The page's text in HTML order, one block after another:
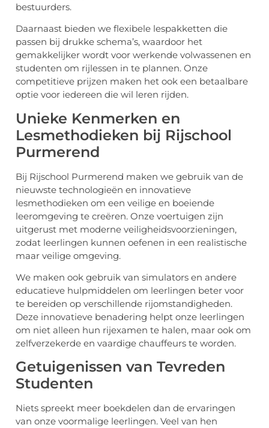
bestuurders.
Daarnaast bieden we flexibele lespakketten die
passen bij drukke schema’s, waardoor het
gemakkelijker wordt voor werkende volwassenen en
studenten om rijlessen in te plannen. Onze
competitieve prijzen maken het ook een betaalbare
optie voor iedereen die wil leren rijden.
Unieke Kenmerken en
Lesmethodieken bij Rijschool
Purmerend
Bij Rijschool Purmerend maken we gebruik van de
nieuwste technologieën en innovatieve
lesmethodieken om een veilige en boeiende
leeromgeving te creëren. Onze voertuigen zijn
uitgerust met moderne veiligheidsvoorzieningen,
zodat leerlingen kunnen oefenen in een realistische
maar veilige omgeving.
We maken ook gebruik van simulators en andere
educatieve hulpmiddelen om leerlingen beter voor
te bereiden op verschillende rijomstandigheden.
Deze innovatieve benadering helpt onze leerlingen
om niet alleen hun rijexamen te halen, maar ook om
zelfverzekerde en vaardige chauffeurs te worden.
Getuigenissen van Tevreden
Studenten
Niets spreekt meer boekdelen dan de ervaringen
van onze voormalige leerlingen. Veel van hen